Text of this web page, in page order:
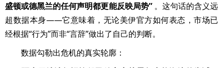
盛顿或德黑兰的任何声明都更能反映局势”。这句话的含义远
超数据本身——它意味着，无论美伊官方如何表态，市场已
经根据“行为”而非“言辞”做出了自己的判断。
数据勾勒出危机的真实轮廓：